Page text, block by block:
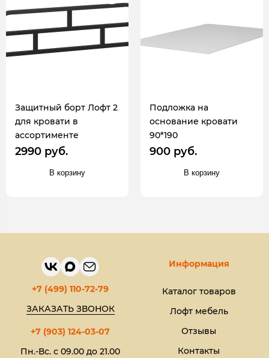
Защитный борт Лофт 2
для кровати в
ассортименте
2990 руб.
В корзину
Подложка на
основание кровати
90*190
900 руб.
В корзину
+7 (499) 110-72-79
ЗАКАЗАТЬ ЗВОНОК
+7 (903) 124-03-07
Пн.-Вс. с 09.00 до 21.00
Информация
Каталог товаров
Лофт мебель
Отзывы
Контакты